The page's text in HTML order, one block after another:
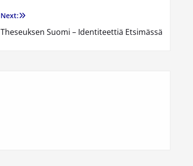
Next:
Theseuksen Suomi – Identiteettiä Etsimässä